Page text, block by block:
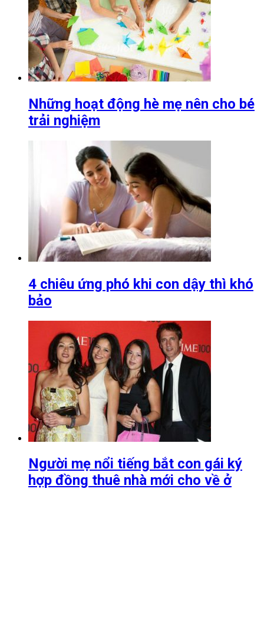
Những hoạt động hè mẹ nên cho bé
trải nghiệm
4 chiêu ứng phó khi con dậy thì khó
bảo
Người mẹ nổi tiếng bắt con gái ký
hợp đồng thuê nhà mới cho về ở